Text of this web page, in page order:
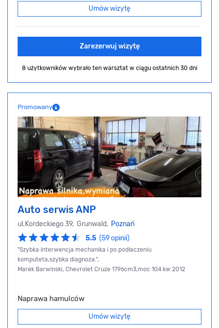
Umów wizytę
Zarezerwuj wizytę
8 użytkowników wybrało ten warsztat w ciągu ostatnich 30 dni
Promowany
Auto serwis ANP
ul.Kordeckiego 39, Grunwald, Poznań
5.5 (59 opinii)
"Szybka interwencja mechanika i po podłaczeniu
komputeta,szybka diagnoza.",
Marek Barwinski, Chevrolet Cruze 1796cm3,moc 104 kw 2012
Naprawa hamulców
Umów wizytę